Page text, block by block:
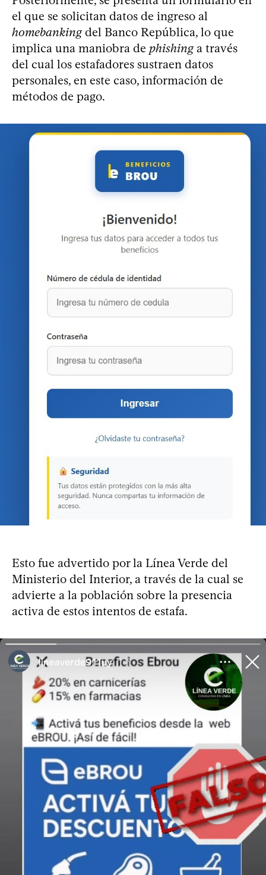
el que se solicitan datos de ingreso al
homebankingdel Banco República, lo que
implica una maniobra de phishinga través
del cual los estafadores sustraen datos
personales, en este caso, información de
métodos de pago.
Esto fue advertido por la Línea Verde del
Ministerio del Interior, a través de la cual se
advierte a la población sobre la presencia
activa de estos intentos de estafa.